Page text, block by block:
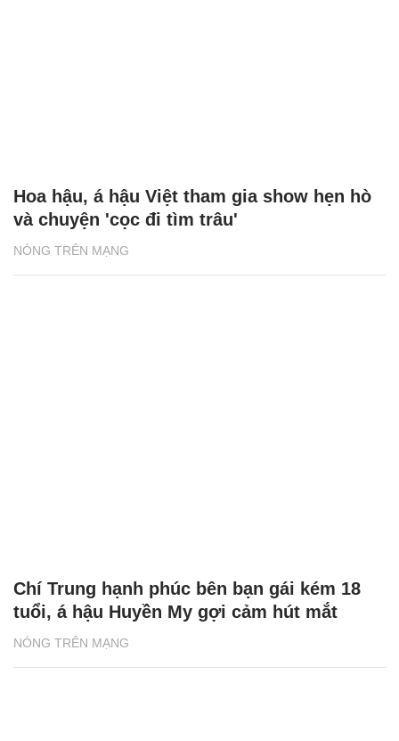
NÓNG TRÊN MẠNG
Hoa hậu, á hậu Việt tham gia show hẹn hò
và chuyện 'cọc đi tìm trâu'
NÓNG TRÊN MẠNG
Chí Trung hạnh phúc bên bạn gái kém 18
tuổi, á hậu Huyền My gợi cảm hút mắt